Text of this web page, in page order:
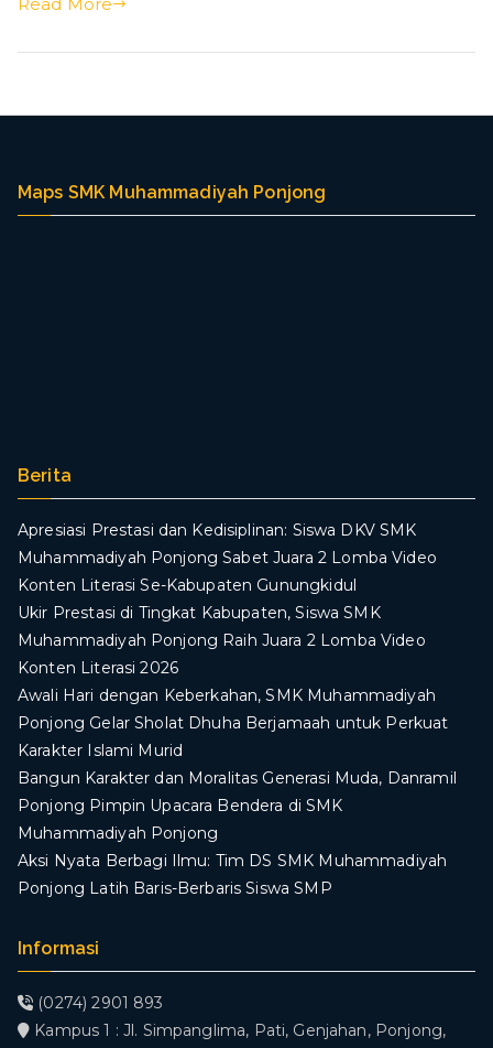
g
Maps SMK Muhammadiyah Ponjong
Berita
Apresiasi Prestasi dan Kedisiplinan: Siswa DKV SMK
Muhammadiyah Ponjong Sabet Juara 2 Lomba Video
Konten Literasi Se-Kabupaten Gunungkidul
Ukir Prestasi di Tingkat Kabupaten, Siswa SMK
Muhammadiyah Ponjong Raih Juara 2 Lomba Video
Konten Literasi 2026
Awali Hari dengan Keberkahan, SMK Muhammadiyah
Ponjong Gelar Sholat Dhuha Berjamaah untuk Perkuat
Karakter Islami Murid
Bangun Karakter dan Moralitas Generasi Muda, Danramil
Ponjong Pimpin Upacara Bendera di SMK
Muhammadiyah Ponjong
​Aksi Nyata Berbagi Ilmu: Tim DS SMK Muhammadiyah
Ponjong Latih Baris-Berbaris Siswa SMP
Informasi
(0274) 2901 893
Kampus 1 : Jl. Simpanglima, Pati, Genjahan, Ponjong,